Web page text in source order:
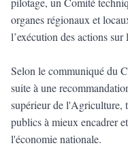
organes régionaux et
l’exécution des actions sur
Selon le communiqué du
suite à une
supérieur de l'Agriculture,
publics à mieux encadrer
l'économie nationale.